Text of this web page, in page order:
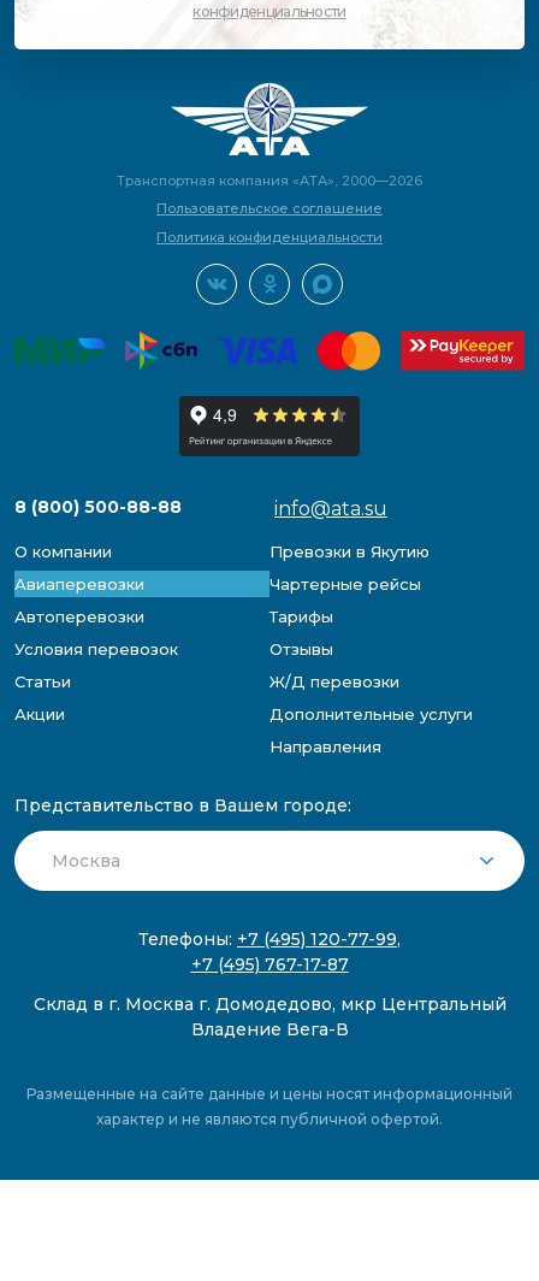
конфиденциальности
Транспортная компания «АТА», 2000—2026
Пользовательское соглашение
Политика конфиденциальности
8 (800) 500-88-88 info@ata.su
О компании
Превозки в Якутию
Авиаперевозки
Чартерные рейсы
Автоперевозки
Тарифы
Условия перевозок
Отзывы
Статьи
Ж/Д перевозки
Акции
Дополнительные услуги
Направления
Представительство в Вашем городе:
Телефоны: +7 (495) 120-77-99,
+7 (495) 767-17-87
Склад в г. Москва г. Домодедово, мкр Центральный
Владение Вега-В
Размещенные на сайте данные и цены носят информационный
характер и не являются публичной офертой.